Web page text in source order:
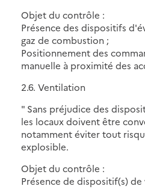
Objet du contrôle :
Présence des dispositifs
gaz de combustion ;
Positionnement des
manuelle à proximité des
2.6. Ventilation
" Sans préjudice des
les locaux doivent être
notamment éviter tout
explosible.
Objet du contrôle :
Présence de dispositif(s)